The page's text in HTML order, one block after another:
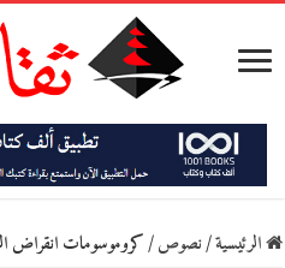
الرئيسية/نصوص/كروموسومات انقراض